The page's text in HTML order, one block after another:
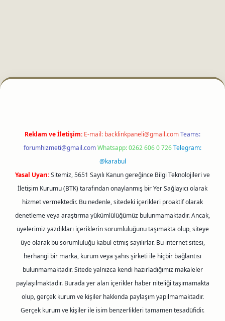
Reklam ve İletişim: E-mail: backlinkpaneli@gmail.comTeams:
forumhizmeti@gmail.comWhatsapp: 0262 606 0 726Telegram:
@karabul
Yasal Uyarı:Sitemiz, 5651 Sayılı Kanun gereğince Bilgi Teknolojileri ve
İletişim Kurumu (BTK) tarafından onaylanmış bir Yer Sağlayıcı olarak
hizmet vermektedir. Bu nedenle, sitedeki içerikleri proaktif olarak
denetleme veya araştırma yükümlülüğümüz bulunmamaktadır. Ancak,
üyelerimiz yazdıkları içeriklerin sorumluluğunu taşımakta olup, siteye
üye olarak bu sorumluluğu kabul etmiş sayılırlar. Bu internet sitesi,
herhangi bir marka, kurum veya şahıs şirketi ile hiçbir bağlantısı
bulunmamaktadır. Sitede yalnızca kendi hazırladığımız makaleler
paylaşılmaktadır. Burada yer alan içerikler haber niteliği taşımamakta
olup, gerçek kurum ve kişiler hakkında paylaşım yapılmamaktadır.
Gerçek kurum ve kişiler ile isim benzerlikleri tamamen tesadüfidir.